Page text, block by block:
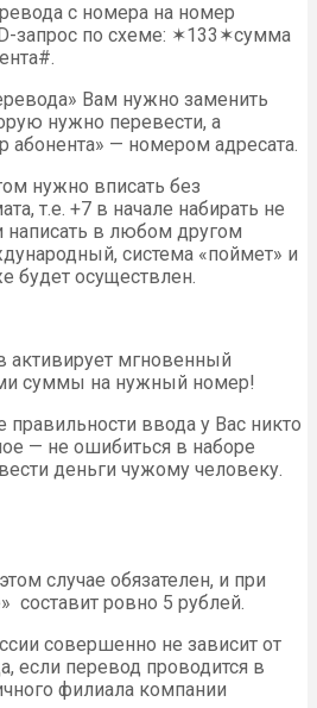
с номера на номер
запрос по схеме: ✶133✶сумма
Вам нужно заменить
нужно перевести, а
абонента» — номером адресата.
нужно вписать без
т.е. +7 в начале набирать не
написать в любом другом
система «поймет» и
будет осуществлен.
активирует мгновенный
суммы на нужный номер!
ввода у Вас никто
— не ошибиться в наборе
деньги чужому человеку.
случае обязателен, и при
составит ровно 5 рублей.
совершенно не зависит от
если перевод проводится в
филиала компании